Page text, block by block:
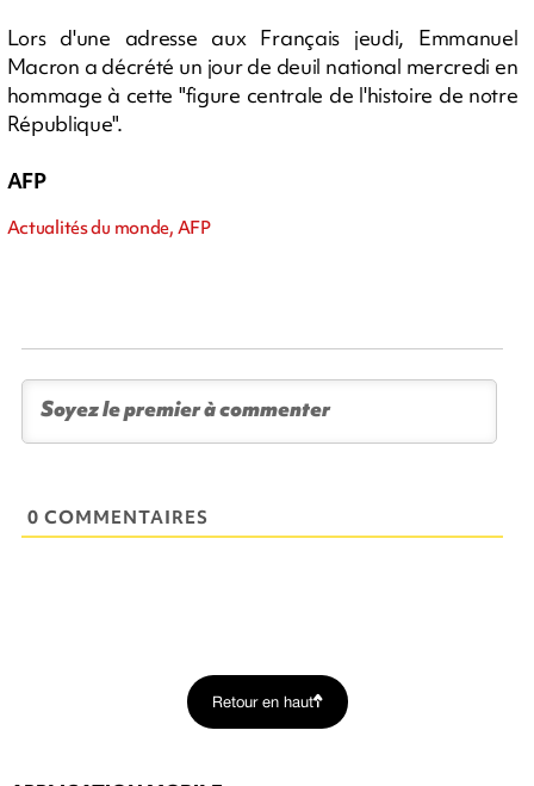
Lors d'une adresse aux Français jeudi, Emmanuel
Macron a décrété un jour de deuil national mercredi en
hommage à cette "figure centrale de l'histoire de notre
République".
AFP
Actualités du monde, AFP
0 COMMENTAIRES
Retour en haut